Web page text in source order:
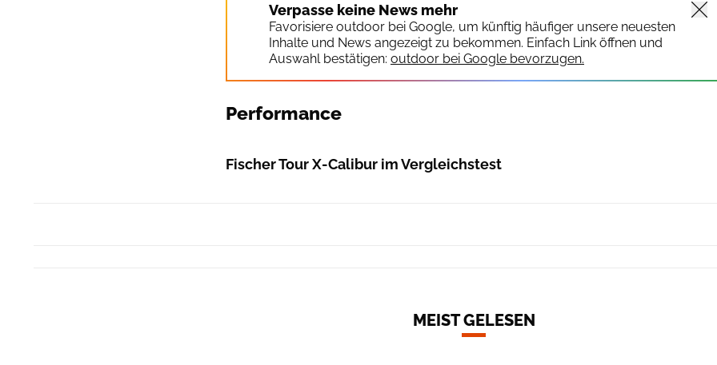
Verpasse keine News mehr
Favorisiere outdoor bei Google, um künftig häufiger unsere neuesten
Inhalte und News angezeigt zu bekommen. Einfach Link öffnen und
Auswahl bestätigen: outdoor bei Google bevorzugen.
Performance
Fischer Tour X-Calibur im Vergleichstest
MEIST GELESEN